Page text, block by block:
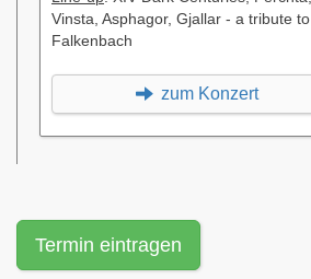
Vinsta, Asphagor, Gjallar - a tribute to
Falkenbach
zum Konzert
Termin eintragen